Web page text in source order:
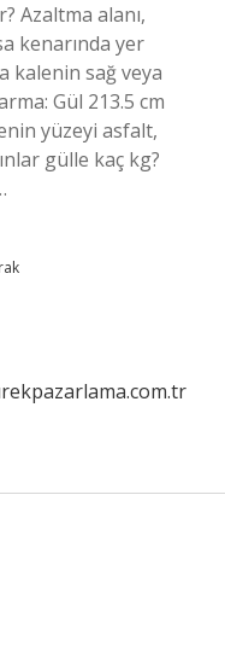
Azaltma alanı,
kenarında yer
kalenin sağ veya
Gül 213.5 cm
yüzeyi asfalt,
gülle kaç kg?